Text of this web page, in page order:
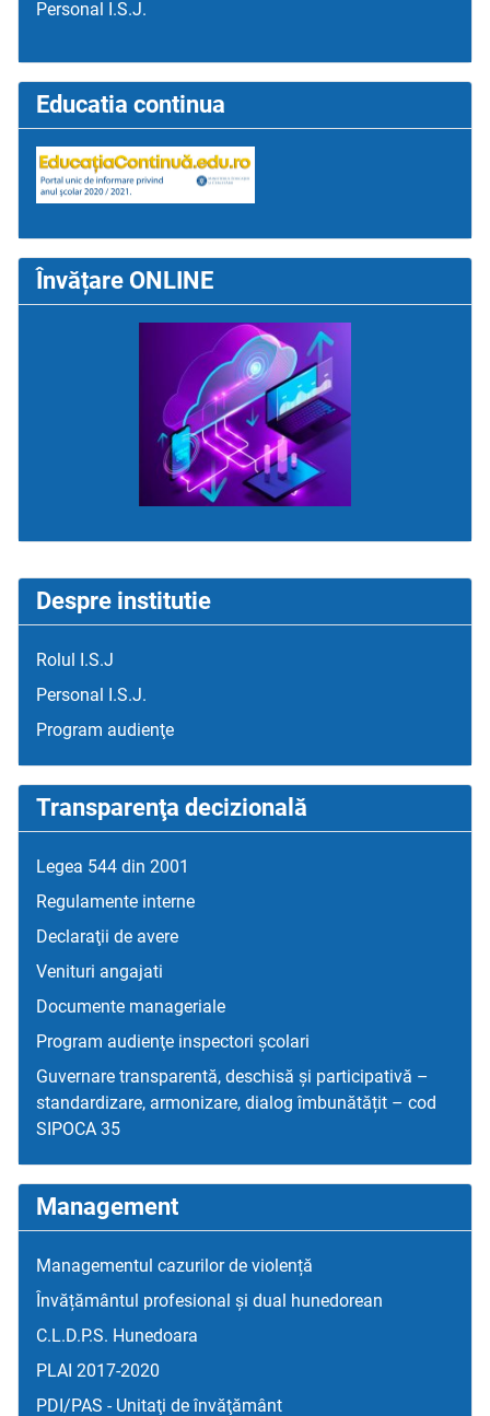
Despre institutie
Rolul I.S.J
Personal I.S.J.
Program audienţe
Transparenţa decizională
Legea 544 din 2001
Regulamente interne
Declaraţii de avere
Venituri angajati
Documente manageriale
Program audienţe inspectori școlari
Guvernare transparentă, deschisă și participativă –
standardizare, armonizare, dialog îmbunătățit – cod
SIPOCA 35
Management
Managementul cazurilor de violență
Învățământul profesional și dual hunedorean
C.L.D.P.S. Hunedoara
PLAI 2017-2020
PDI/PAS - Unitaţi de învăţământ
Personal I.S.J.
Educatia continua
Învățare ONLINE